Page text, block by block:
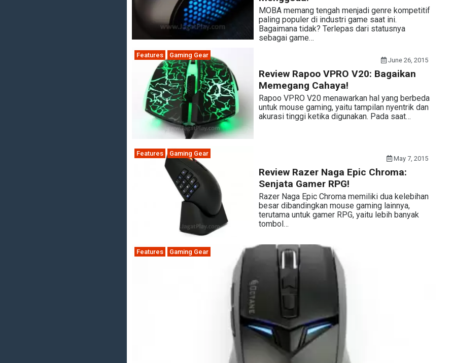
MOBA memang tengah menjadi genre kompetitif
paling populer di industri game saat ini.
Bagaimana tidak? Terlepas dari statusnya
sebagai game…
Features Gaming Gear
June 26, 2015
Review Rapoo VPRO V20: Bagaikan
Memegang Cahaya!
Rapoo VPRO V20 menawarkan hal yang berbeda
untuk mouse gaming, yaitu tampilan nyentrik dan
akurasi tinggi ketika digunakan. Pada saat…
Features Gaming Gear
May 7, 2015
Review Razer Naga Epic Chroma:
Senjata Gamer RPG!
Razer Naga Epic Chroma memiliki dua kelebihan
besar dibandingkan mouse gaming lainnya,
terutama untuk gamer RPG, yaitu lebih banyak
tombol…
Features Gaming Gear